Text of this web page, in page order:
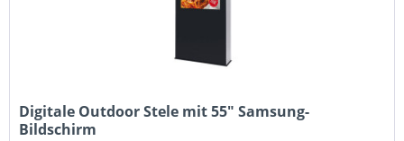
Digitale Outdoor Stele mit 55" Samsung-
Bildschirm